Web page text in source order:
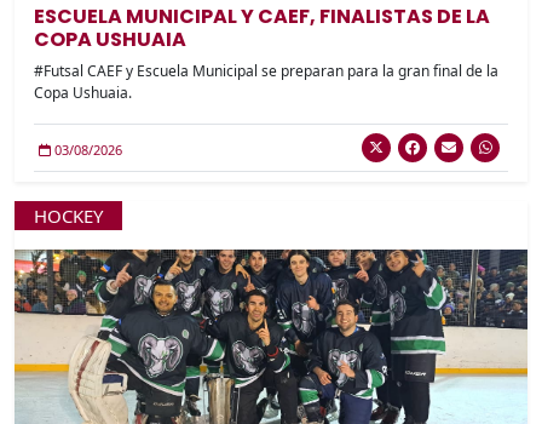
ESCUELA MUNICIPAL Y CAEF, FINALISTAS DE LA
COPA USHUAIA
#Futsal CAEF y Escuela Municipal se preparan para la gran final de la
Copa Ushuaia.
03/08/2026
HOCKEY